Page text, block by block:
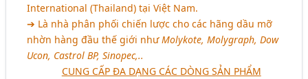
International (Thailand) tại Việt Nam.
➔ Là nhà phân phối chiến lược cho các hãng dầu mỡ
nhờn hàng đầu thế giới nhưMolykote, Molygraph, Dow
Ucon, Castrol BP, Sinopec,..
CUNG CẤP ĐA DẠNG CÁC DÒNG SẢN PHẨM